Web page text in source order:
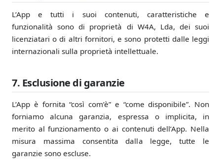
L’App e tutti i suoi contenuti, caratteristiche e
funzionalità sono di proprietà di W4A, Lda, dei suoi
licenziatari o di altri fornitori, e sono protetti dalle leggi
internazionali sulla proprietà intellettuale.
7. Esclusione di garanzie
L’App è fornita “così com’è” e “come disponibile”. Non
forniamo alcuna garanzia, espressa o implicita, in
merito al funzionamento o ai contenuti dell’App. Nella
misura massima consentita dalla legge, tutte le
garanzie sono escluse.